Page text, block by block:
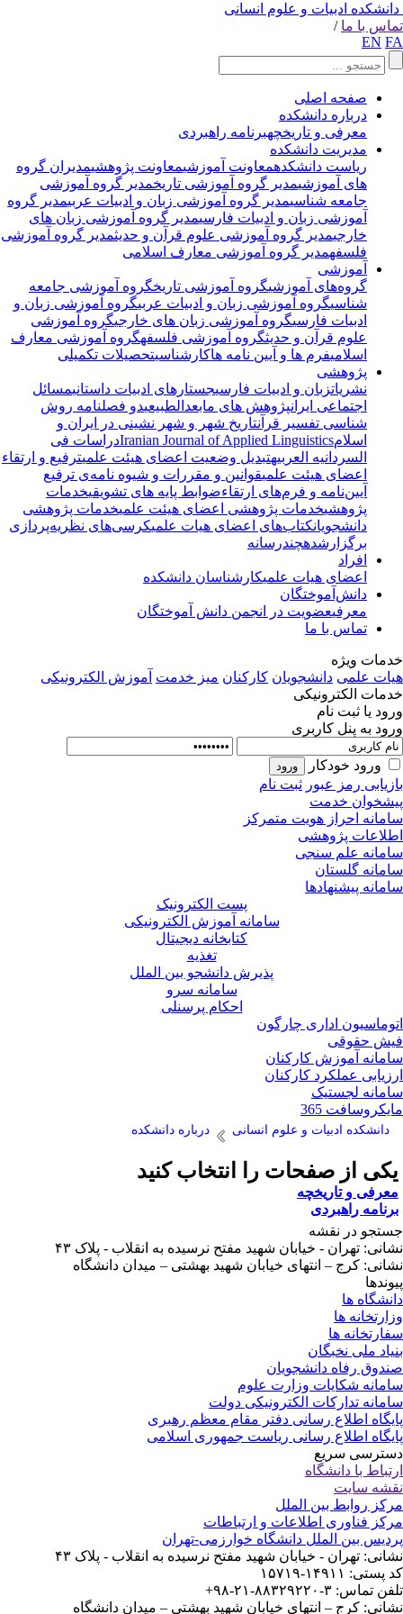
ادبیات و علوم انسانی
با ما /
EN
صفحه اصلی
درباره دانشکده
معرفی و تاریخچهبرنامه راهبردی
مدیریت دانشکده
ریاست دانشکدهمعاونت آموزشیمعاونت پژوهشیمدیران گروه
های آموزشیمدیر گروه آموزشی تاریخمدیر گروه آموزشی
جامعه شناسیمدیر گروه آموزشی زبان و ادبیات عربی مدیر گروه
آموزشی زبان و ادبیات فارسیمدیر گروه آموزشی زبان های
خارجیمدیر گروه آموزشی علوم قرآن و حدیثمدیر گروه آموزشی
فلسفهمدیر گروه آموزشی معارف اسلامی
آموزشی
گروه‌های آموزشیگروه آموزشی تاریخگروه آموزشی جامعه
شناسیگروه آموزشی زبان و ادبیات عربی گروه آموزشی زبان و
ادبیات فارسیگروه آموزشی زبان های خارجیگروه آموزشی
علوم قرآن و حدیثگروه آموزشی فلسفهگروه آموزشی معارف
اسلامیفرم ها و آیین نامه هاکارشناسیتحصیلات تکمیلی
پژوهشی
نشریاتزبان و ادبیات فارسیجستارهای ادبیات داستانیمسائل
اجتماعی ایران پژوهش های مابعدالطبیعیدو فصلنامه روش
شناسی تفسیر قرآن تاریخ شهر و شهر نشینی در ایران و
اسلامIranian Journal of Applied Linguisticsدراسات فی
السردانیه العربیهتبدیل وضعیت اعضای هیئت علمیترفیع و ارتقاء
اعضای هیئت علمیقوانین و مقررات و شیوه نامه‌ی ترفیع
آیین‌نامه و فرم‌های ارتقاءضوابط پایه های تشویقیخدمات
پژوهشیخدمات پژوهشی اعضای هیئت علمیخدمات پژوهشی
دانشجویانکتاب‌های اعضای هیات علمیکرسی‌های نظریه‌پردازی
برگزارشدهچندرسانه
افراد
اعضای هیات علمیکارشناسان دانشکده
دانش‌آموختگان
معرفیعضویت در انجمن دانش آموختگان
تماس با ما
ویژه
علمی دانشجویان کارکنان میز خدمت آموزش الکترونیکی
الکترونیکی
یا ثبت نام
به پنل کاربری
ورود خودکار
رمز عبور ثبت نام
خدمت
احراز هویت متمرکز
پژوهشی
علم سنجی
گلستان
پیشنهادها
پست الکترونیک
سامانه آموزش الکترونیکی
کتابخانه دیجیتال
تغذیه
پذیرش دانشجو بین الملل
سامانه سرو
احکام پرسنلی
اداری چارگون
حقوقی
آموزش کارکنان
عملکرد کارکنان
لجستیک
365
دانشکده ادبیات و علوم انسانی درباره دانشکده
از صفحات را انتخاب کنید
و تاریخچه
راهبردی
در نقشه
تهران - خیابان شهید مفتح نرسیده به انقلاب - پلاک ۴۳
کرج – انتهای خیابان شهید بهشتی – میدان دانشگاه
ها
ها
ها
ملی نخبگان
رفاه دانشجویان
شکایات وزارت علوم
تدارکات الکترونیکی دولت
اطلاع رسانی دفتر مقام معظم رهبری
اطلاع رسانی ریاست جمهوری اسلامی
سریع
با دانشگاه
سایت
روابط بین الملل
فناوری اطلاعات و ارتباطات
بین الملل دانشگاه خوارزمی-تهران
تهران - خیابان شهید مفتح نرسیده به انقلاب - پلاک ۴۳
۱۴۹۱۱-۱۵۷۱۹
تماس: ۳-۸۸۳۲۹۲۲۰-۲۱-۹۸+
کرج – انتهای خیابان شهید بهشتی – میدان دانشگاه